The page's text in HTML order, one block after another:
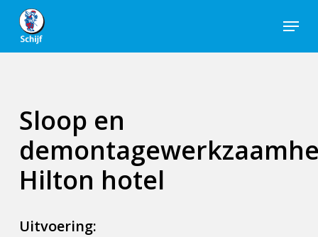
Skip
main
Menu
Sloop en
Hilton hotel
Uitvoering: